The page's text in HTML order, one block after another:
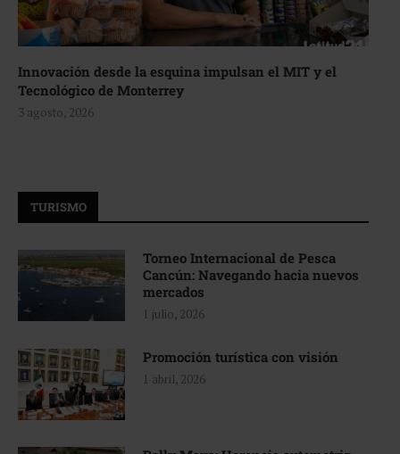
Innovación desde la esquina impulsan el MIT y el
Tecnológico de Monterrey
3 agosto, 2026
TURISMO
Torneo Internacional de Pesca
Cancún: Navegando hacia nuevos
mercados
1 julio, 2026
Promoción turística con visión
1 abril, 2026